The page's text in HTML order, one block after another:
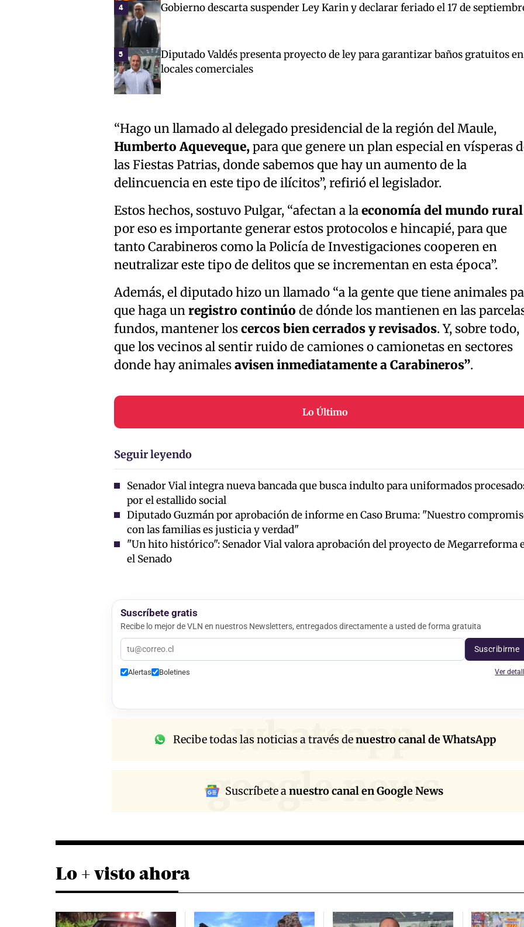
4 Gobierno descarta suspender Ley Karin y declarar feriado el 17 de
5
Diputado Valdés presenta proyecto de ley para garantizar baños gratuitos en
locales comerciales
“Hago un llamado al delegado presidencial de la región del Maule,
Humberto Aqueveque,para que genere un plan especial en vísperas
las Fiestas Patrias, donde sabemos que hay un aumento de la
delincuencia en este tipo de ilícitos”, refirió el legislador.
Estos hechos, sostuvo Pulgar, “afectan a laeconomía del mundo rural
por eso es importante generar estos protocolos e hincapié, para que
tanto Carabineros como la Policía de Investigaciones cooperen en
neutralizar este tipo de delitos que se incrementan en esta época”.
Además, el diputado hizo un llamado “a la gente que tiene animales
que haga unregistro continúo de dónde los mantienen en las
fundos, mantener loscercos bien cerrados y revisados. Y, sobre todo,
que los vecinos al sentir ruido de camiones o camionetas en sectores
donde hay animalesavisen inmediatamente a Carabineros”.
Lo Último
Seguir leyendo
Senador Vial integra nueva bancada que busca indulto para uniformados
por el estallido social
Diputado Guzmán por aprobación de informe en Caso Bruma: "Nuestro
con las familias es justicia y verdad"
"Un hito histórico": Senador Vial valora aprobación del proyecto de Megarreforma
el Senado
Suscríbete gratis
Recibe lo mejor de VLN en nuestros Newsletters, entregados directamente a usted de forma gratuita
Suscribirme
Alertas Boletines Ver
whatsapp
Recibe todas las noticias a través denuestro canal de WhatsApp
google news
Suscríbete anuestro canal en Google News
Lo + visto ahora